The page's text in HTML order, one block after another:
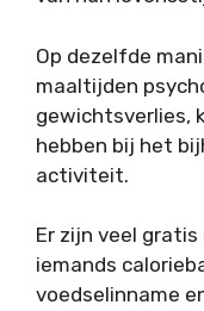
Op dezelfde
maaltijden
gewichtsverlies,
hebben bij het
activiteit.
Er zijn veel
iemands
voedselinname